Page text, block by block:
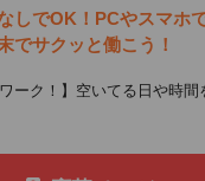
しでOK！PCやスマホ
でサクッと働こう！
ーク！】空いてる日や時